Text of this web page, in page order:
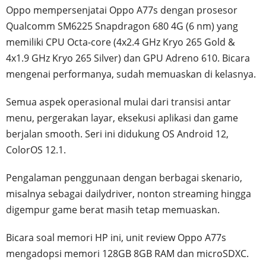
Oppo mempersenjatai Oppo A77s dengan prosesor
Qualcomm SM6225 Snapdragon 680 4G (6 nm) yang
memiliki CPU Octa-core (4x2.4 GHz Kryo 265 Gold &
4x1.9 GHz Kryo 265 Silver) dan GPU Adreno 610. Bicara
mengenai performanya, sudah memuaskan di kelasnya.
Semua aspek operasional mulai dari transisi antar
menu, pergerakan layar, eksekusi aplikasi dan game
berjalan smooth. Seri ini didukung OS Android 12,
ColorOS 12.1.
Pengalaman penggunaan dengan berbagai skenario,
misalnya sebagai dailydriver, nonton streaming hingga
digempur game berat masih tetap memuaskan.
Bicara soal memori HP ini, unit review Oppo A77s
mengadopsi memori 128GB 8GB RAM dan microSDXC.